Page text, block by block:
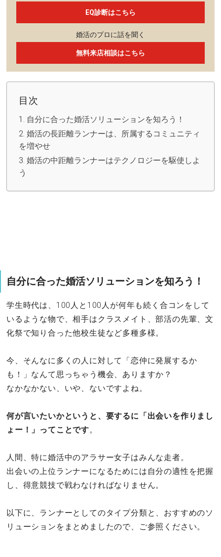
EQ診断はこちら
婚活のプロに話を聞く
無料来店相談はこちら
目次
自分に合った婚活ソリューションを知ろう！
婚活の長距離ランナーは、所属するコミュニティ
を増やせ
婚活の中距離ランナーはテクノロジーを駆使しよ
う
自分に合った婚活ソリューションを知ろう！
学生時代は、100人と100人が何年も続く合コンをして
いるような物で、相手はクラスメイト、部活の先輩、文
化祭で知り合った他校生徒など多種多様。
今、そんなに多くの人に対して「恋仲に発展するか
も！」なんて思っちゃう機会、ありますか？
なかなかない、いや、ないですよね。
何が言いたいかというと、要するに「出会いを作りまし
ょー！」ってことです。
人間、特に婚活中のアラサー女子はみんな走者。
出会いの上位ランナーになるためには自分の適性を把握
し、得意競技で戦わなければなりません。
以下に、ランナーとしてのタイプ分類と、おすすめのソ
リューションをまとめましたので、ご参照ください。